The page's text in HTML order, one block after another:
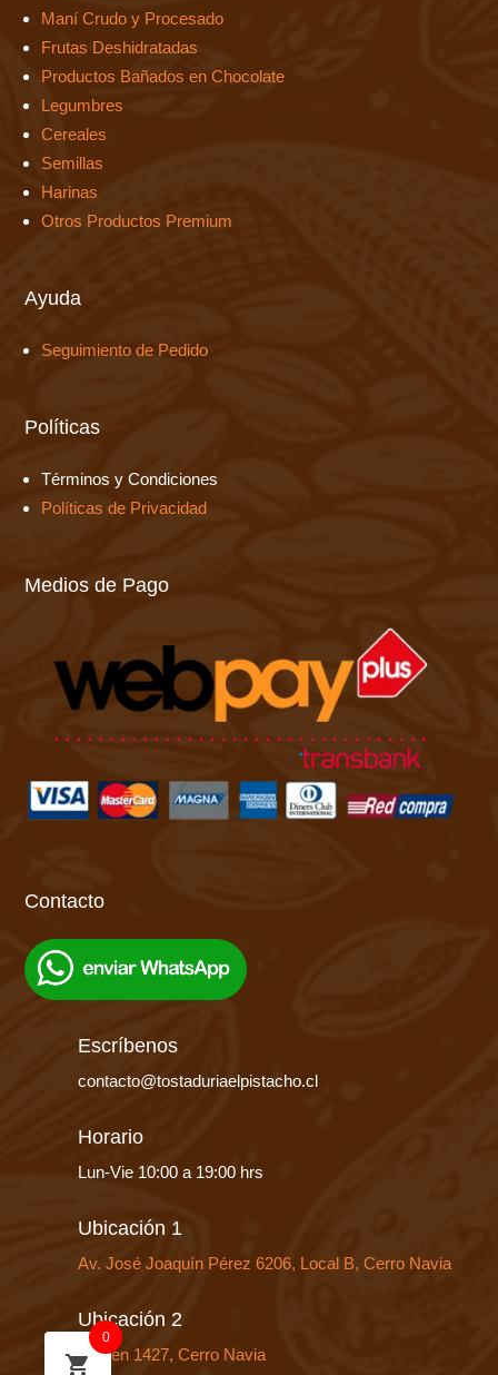
Maní Crudo y Procesado
Frutas Deshidratadas
Productos Bañados en Chocolate
Legumbres
Cereales
Semillas
Harinas
Otros Productos Premium
Ayuda
Seguimiento de Pedido
Políticas
Términos y Condiciones
Políticas de Privacidad
Medios de Pago
Contacto
Escríbenos
contacto@tostaduriaelpistacho.cl
Horario
Lun-Vie 10:00 a 19:00 hrs
Ubicación 1
Av. José Joaquín Pérez 6206, Local B, Cerro Navia
Ubicación 2
Huelen 1427, Cerro Navia
0